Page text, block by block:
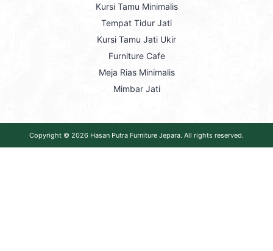
Kursi Tamu Minimalis
Tempat Tidur Jati
Kursi Tamu Jati Ukir
Furniture Cafe
Meja Rias Minimalis
Mimbar Jati
Copyright © 2026 Hasan Putra Furniture Jepara. All rights reserved.